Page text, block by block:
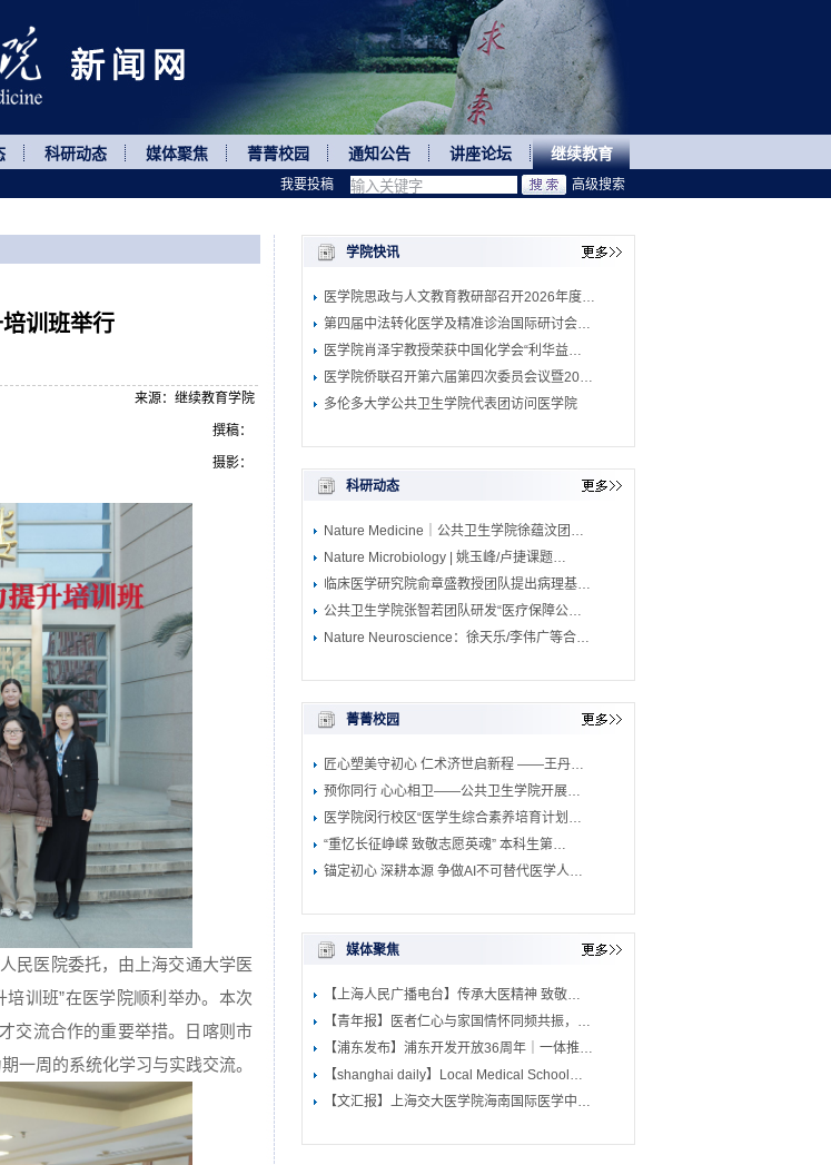
科研动态 媒体聚焦 菁菁校园 通知公告 讲座论坛 继续教育
训班举行
来源：继续教育学院
撰稿：
摄影：
民医院委托，由上海交通大学医
训班”在医学院顺利举办。本次
交流合作的重要举措。日喀则市
一周的系统化学习与实践交流。
高级搜索
学院快讯
医学院思政与人文教育教研部召开2026年度…
第四届中法转化医学及精准诊治国际研讨会…
医学院肖泽宇教授荣获中国化学会“利华益…
医学院侨联召开第六届第四次委员会议暨20…
多伦多大学公共卫生学院代表团访问医学院
科研动态
Nature Medicine｜公共卫生学院徐蕴汶团…
Nature Microbiology | 姚玉峰/卢捷课题…
临床医学研究院俞章盛教授团队提出病理基…
公共卫生学院张智若团队研发“医疗保障公…
Nature Neuroscience：徐天乐/李伟广等合…
菁菁校园
匠心塑美守初心 仁术济世启新程 ——王丹…
预你同行 心心相卫——公共卫生学院开展…
医学院闵行校区“医学生综合素养培育计划…
“重忆长征峥嵘 致敬志愿英魂” 本科生第…
锚定初心 深耕本源 争做AI不可替代医学人…
媒体聚焦
【上海人民广播电台】传承大医精神 致敬…
【青年报】医者仁心与家国情怀同频共振，…
【浦东发布】浦东开发开放36周年｜一体推…
【shanghai daily】Local Medical School…
【文汇报】上海交大医学院海南国际医学中…
我要投稿